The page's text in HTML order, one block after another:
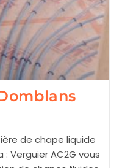
de chape liquide
Verguier AC2G vous